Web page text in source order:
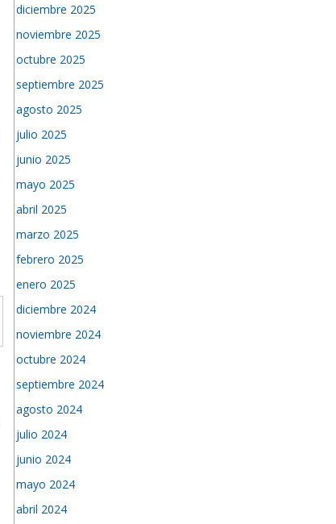
diciembre 2025
noviembre 2025
octubre 2025
septiembre 2025
agosto 2025
julio 2025
junio 2025
mayo 2025
abril 2025
marzo 2025
febrero 2025
enero 2025
diciembre 2024
noviembre 2024
octubre 2024
septiembre 2024
agosto 2024
julio 2024
junio 2024
mayo 2024
abril 2024